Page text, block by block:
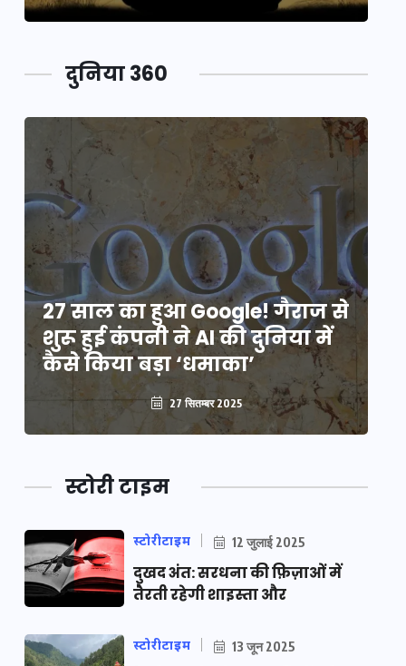
दुनिया 360
27 साल का हुआ Google! गैराज से
शुरू हुई कंपनी ने AI की दुनिया में
कैसे किया बड़ा ‘धमाका’
27 सितम्बर 2025
स्टोरी टाइम
स्टोरीटाइम 12 जुलाई 2025
दुखद अंत: सरधना की फ़िज़ाओं में
तैरती रहेगी शाइस्ता और
स्टोरीटाइम 13 जून 2025